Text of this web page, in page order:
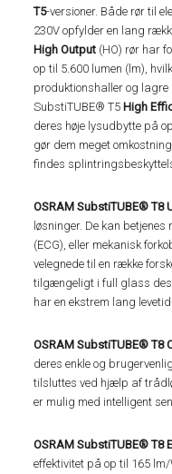
T5-versioner. Både rør til
230V opfylder en lang
High Output (HO) rør har
op til 5.600 lumen (lm),
produktionshaller og lagre
SubstiTUBE® T5High
deres høje lysudbytte på
gør dem meget
findes
OSRAM SubstiTUBE® T8
løsninger. De kan
(ECG), eller mekanisk
velegnede til en række
tilgængeligt i full glass
har en ekstrem lang
OSRAM SubstiTUBE® T8
deres enkle og
tilsluttes ved hjælp af
er mulig med intelligent
OSRAM SubstiTUBE® T8
effektivitet på op til 165